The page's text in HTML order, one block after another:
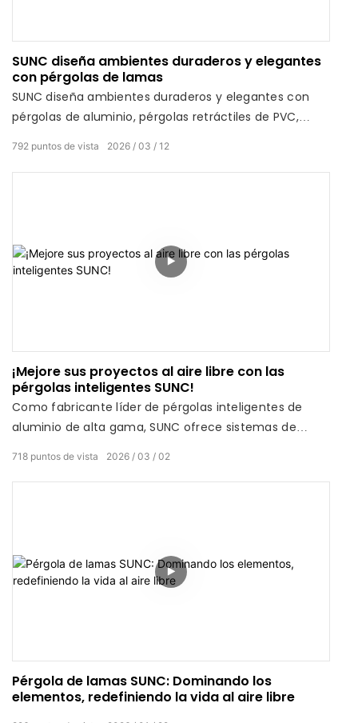
SUNC diseña ambientes duraderos y elegantes
con pérgolas de lamas
SUNC diseña ambientes duraderos y elegantes con
pérgolas de aluminio, pérgolas retráctiles de PVC,
cenadores.
2026 03 12
792 puntos de vista
¡Mejore sus proyectos al aire libre con las
pérgolas inteligentes SUNC!
Como fabricante líder de pérgolas inteligentes de
aluminio de alta gama, SUNC ofrece sistemas de
calidad superior para transformar cualquier espacio
exterior. Durante todo el mes de marzo, disfrute de
$50,000 → 10% de descuento.
2026 03 02
718 puntos de vista
Pérgola de lamas SUNC: Dominando los
elementos, redefiniendo la vida al aire libre